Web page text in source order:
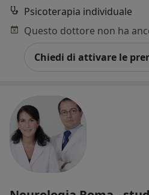
Psicoterapia individuale
Chiedi di attivare le